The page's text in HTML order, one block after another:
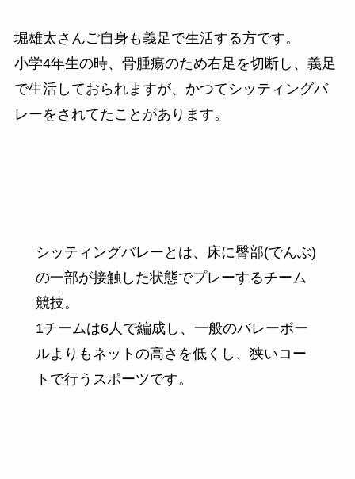
堀雄太さんご自身も義足で生活する方です。
小学4年生の時、骨腫瘍のため右足を切断し、義足
で生活しておられますが、かつてシッティングバ
レーをされてたことがあります。
シッティングバレーとは、床に臀部(でんぶ)
の一部が接触した状態でプレーするチーム
競技。
1チームは6人で編成し、一般のバレーボー
ルよりもネットの高さを低くし、狭いコー
トで行うスポーツです。